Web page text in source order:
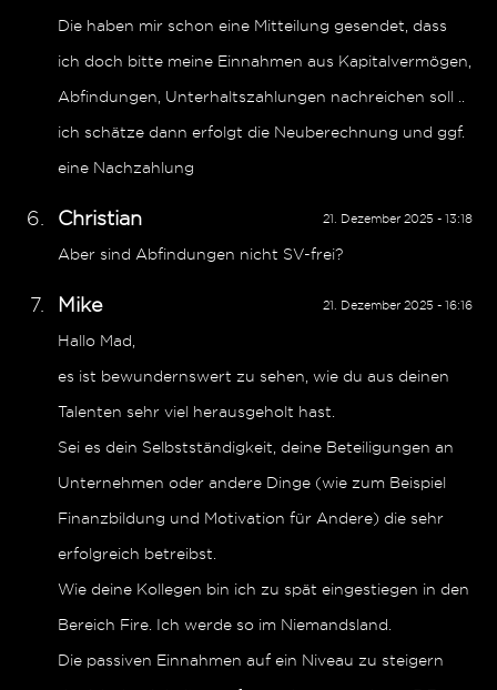
Die haben mir schon eine Mitteilung gesendet, dass
ich doch bitte meine Einnahmen aus Kapitalvermögen,
Abfindungen, Unterhaltszahlungen nachreichen soll ..
ich schätze dann erfolgt die Neuberechnung und ggf.
eine Nachzahlung
21. Dezember 2025 - 13:18
Christian
Aber sind Abfindungen nicht SV-frei?
21. Dezember 2025 - 16:16
Mike
Hallo Mad,
es ist bewundernswert zu sehen, wie du aus deinen
Talenten sehr viel herausgeholt hast.
Sei es dein Selbstständigkeit, deine Beteiligungen an
Unternehmen oder andere Dinge (wie zum Beispiel
Finanzbildung und Motivation für Andere) die sehr
erfolgreich betreibst.
Wie deine Kollegen bin ich zu spät eingestiegen in den
Bereich Fire. Ich werde so im Niemandsland.
Die passiven Einnahmen auf ein Niveau zu steigern